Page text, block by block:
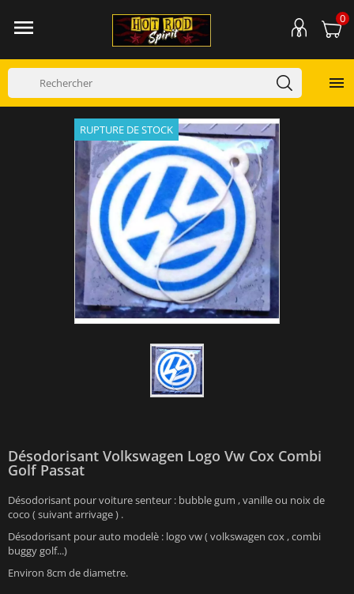
 0

RUPTURE DE STOCK
Désodorisant Volkswagen Logo Vw Cox Combi
Golf Passat
Désodorisant pour voiture senteur : bubble gum , vanille ou noix de
coco ( suivant arrivage ) .
Désodorisant pour auto modelè : logo vw ( volkswagen cox , combi
buggy golf...)
Environ 8cm de diametre.